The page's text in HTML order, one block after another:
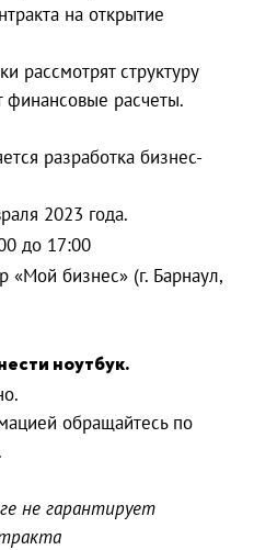
на открытие
рассмотрят структуру
финансовые расчеты.
разработка бизнес-
2023 года.
до 17:00
«Мой бизнес» (г. Барнаул,
ноутбук.
обращайтесь по
не гарантирует